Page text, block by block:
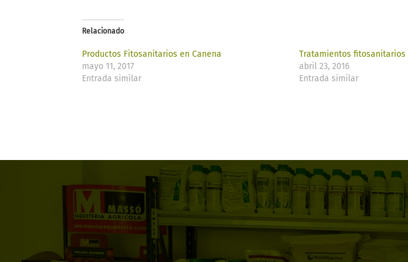
Relacionado
Productos Fitosanitarios en Canena
mayo 11, 2017
Entrada similar
Tratamientos fitosanitarios
abril 23, 2016
Entrada similar